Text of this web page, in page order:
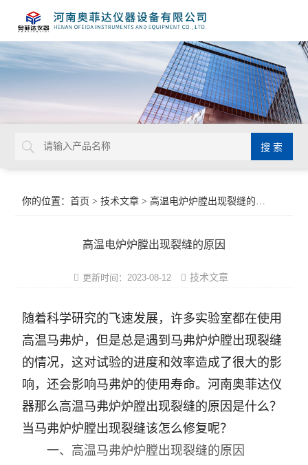
你的位置：首页 >技术文章 > 高温电炉炉膛出现裂缝的原因
高温电炉炉膛出现裂缝的原因
更新时间：2023-08-12 技术文章
随着科学研究的飞速发展，许多实验室都在使用
高温马弗炉，但是总是遇到马弗炉炉膛出现裂缝
的情况，这对试验的进度和效率造成了很大的影
响，还会影响马弗炉的使用寿命。河南奥菲达仪
器那么高温马弗炉炉膛出现裂缝的原因是什么？
当马弗炉炉膛出现裂缝该怎么修复呢？
一、高温马弗炉炉膛出现裂缝的原因